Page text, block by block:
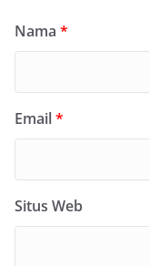
Nama *
Email*
Situs Web